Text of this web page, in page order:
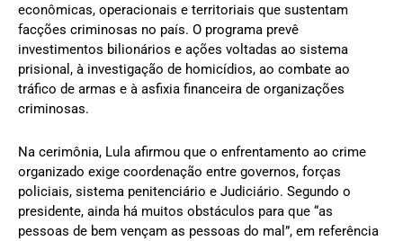
econômicas, operacionais e territoriais que sustentam
facções criminosas no país. O programa prevê
investimentos bilionários e ações voltadas ao sistema
prisional, à investigação de homicídios, ao combate ao
tráfico de armas e à asfixia financeira de organizações
criminosas.
Na cerimônia, Lula afirmou que o enfrentamento ao crime
organizado exige coordenação entre governos, forças
policiais, sistema penitenciário e Judiciário. Segundo o
presidente, ainda há muitos obstáculos para que “as
pessoas de bem vençam as pessoas do mal”, em referência